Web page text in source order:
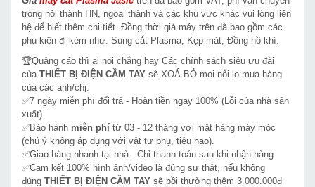
trong nội thành HN, ngoại thành và các khu vực khác vui lòng liên
hệ để biết thêm chi tiết. Đồng thời giá máy trên đã bao gồm các
phụ kiện đi kèm như: Súng cắt Plasma, Kẹp mát, Đồng hồ khí.
🏆Quảng cáo thì ai nói chẳng hay Các chính sách siêu ưu đãi
của THIẾT BỊ ĐIỆN CẦM TAY sẽ XOÁ BỎ mọi nỗi lo mua hàng
của các anh/chị:
✅7 ngày miễn phí đổi trả - Hoàn tiền ngay 100% (Lỗi của nhà sản
xuất)
✅Bảo hành miễn phí từ 03 - 12 tháng với mặt hàng máy móc
(chú ý không áp dụng với vật tư phụ, tiêu hao).
✅Giao hàng nhanh tại nhà - Chỉ thanh toán sau khi nhận hàng
✅Cam kết 100% hình ảnh/video là đúng sự thật, nếu không
đúng THIẾT BỊ ĐIỆN CẦM TAY sẽ bồi thường thêm 3.000.000đ